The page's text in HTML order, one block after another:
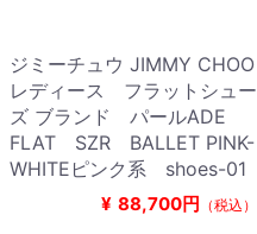
ジミーチュウ JIMMY CHOO
レディース フラットシュー
ズ ブランド パールADE
FLAT SZR BALLET PINK-
WHITEピンク系 shoes-01
¥ 88,700円 （税込）